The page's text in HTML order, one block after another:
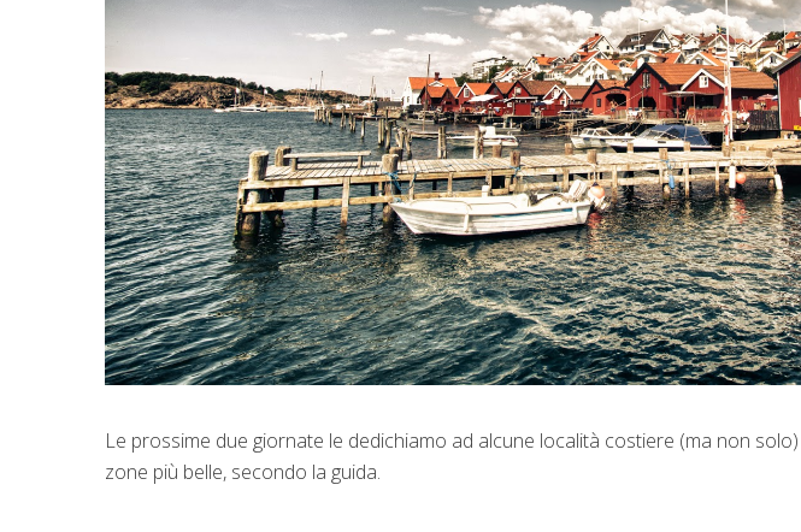
Le prossime due giornate le dedichiamo ad alcune località costiere (ma non
zone più belle, secondo la guida.